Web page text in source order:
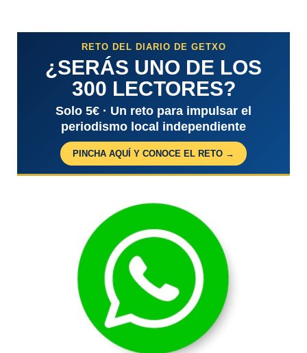
RETO DEL DIARIO DE GETXO
¿SERÁS UNO DE LOS
300 LECTORES?
Solo 5€ · Un reto para impulsar el
periodismo local independiente
PINCHA AQUÍ Y CONOCE EL RETO →